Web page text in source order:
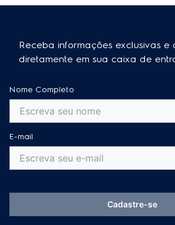
Receba informações exclusivas e
diretamente em sua caixa de
Nome Completo
E-mail
Cadastre-se